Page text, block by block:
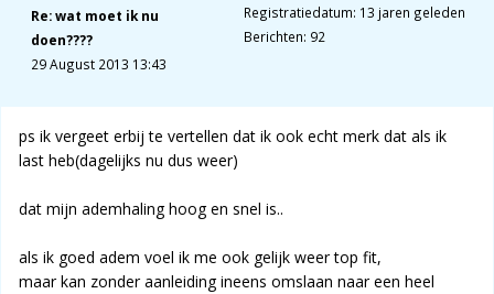
Re: wat moet ik nu
doen????
29 August 2013 13:43
Registratiedatum: 13 jaren geleden
Berichten: 92
ps ik vergeet erbij te vertellen dat ik ook echt merk dat als ik
last heb(dagelijks nu dus weer)
dat mijn ademhaling hoog en snel is..
als ik goed adem voel ik me ook gelijk weer top fit,
maar kan zonder aanleiding ineens omslaan naar een heel